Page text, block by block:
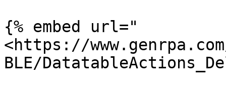
{% embed url="
<https://